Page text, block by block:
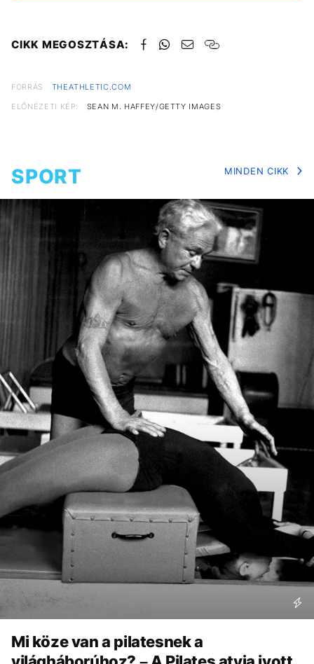
CIKK MEGOSZTÁSA:
FORRÁS
THEATHLETIC.COM
ELŐNÉZETI KÉP:
SEAN M. HAFFEY/GETTY IMAGES
SPORT MINDEN CIKK
Mi köze van a pilatesnek a